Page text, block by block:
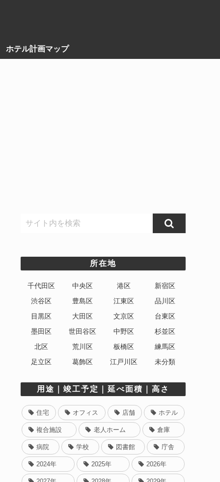
ホテル計画マップ
所在地
千代田区 中央区 港区
新宿区
渋谷区
豊島区 江東区
品川区
目黒区
大田区 文京区
台東区
墨田区
世田谷区 中野区
杉並区
北区
荒川区 板橋区
練馬区
足立区
葛飾区 江戸川区 未分類
用途｜竣工予定｜延べ面積｜高さ
住宅 オフィス 店舗 ホテル
複合施設 老人ホーム 倉庫
病院 学校 図書館 庁舎
2024年 2025年 2026年